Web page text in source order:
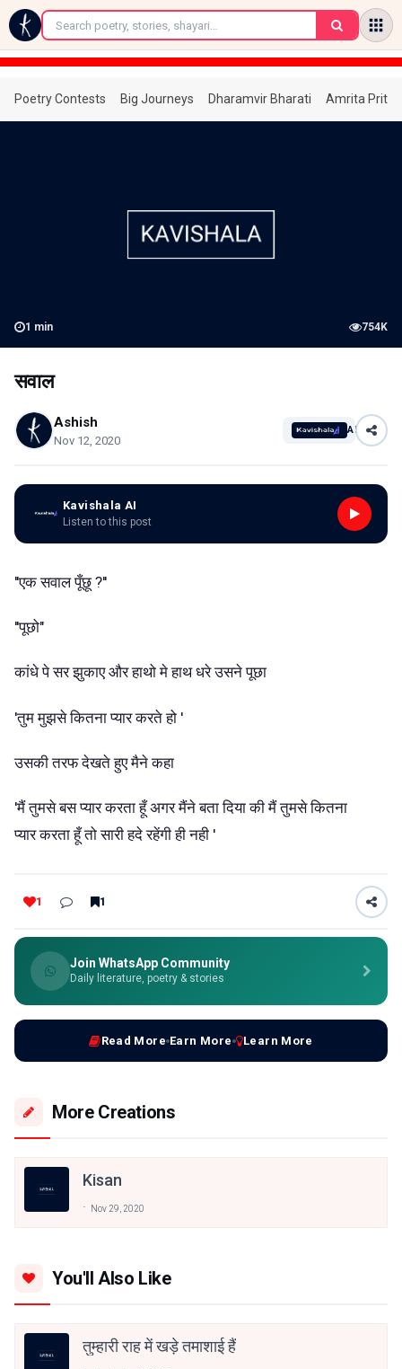
←
Poetry Contests Big Journeys Dharamvir Bharati Amrita
1 min 754K
सवाल
Ashish
Nov 12, 2020
AI
Kavishala AI
Listen to this post
''एक सवाल पूँछू ?''
''पूछो"
कांधे पे सर झुकाए और हाथो मे हाथ धरे उसने पूछा
'तुम मुझसे कितना प्यार करते हो '
उसकी तरफ देखते हुए मैने कहा
'मैं तुमसे बस प्यार करता हूँ अगर मैंने बता दिया की मैं तुमसे कितना
प्यार करता हूँ तो सारी हदे रहेंगी ही नही '
1 1
Join WhatsApp Community
Daily literature, poetry & stories
Read More Earn More Learn More
More Creations
Kisan
Nov 29, 2020
You'll Also Like
तुम्हारी राह में खड़े तमाशाई हैं